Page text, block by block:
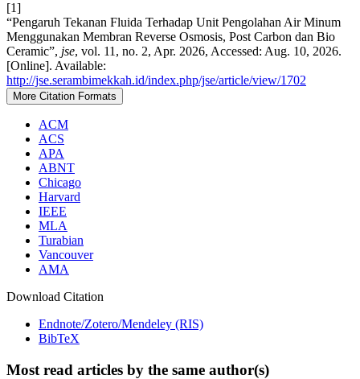
[1]
“Pengaruh Tekanan Fluida Terhadap Unit Pengolahan Air Minum
Menggunakan Membran Reverse Osmosis, Post Carbon dan Bio
Ceramic”, jse, vol. 11, no. 2, Apr. 2026, Accessed: Aug. 10, 2026.
[Online]. Available:
http://jse.serambimekkah.id/index.php/jse/article/view/1702
More Citation Formats
ACM
ACS
APA
ABNT
Chicago
Harvard
IEEE
MLA
Turabian
Vancouver
AMA
Download Citation
Endnote/Zotero/Mendeley (RIS)
BibTeX
Most read articles by the same author(s)